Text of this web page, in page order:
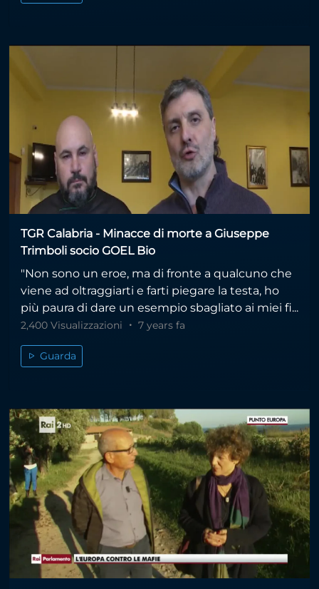
TGR Calabria - Minacce di morte a Giuseppe
Trimboli socio GOEL Bio
"Non sono un eroe, ma di fronte a qualcuno che
viene ad oltraggiarti e farti piegare la testa, ho
più paura di dare un esempio sbagliato ai miei fi...
2,400 Visualizzazioni 7 years fa
Guarda